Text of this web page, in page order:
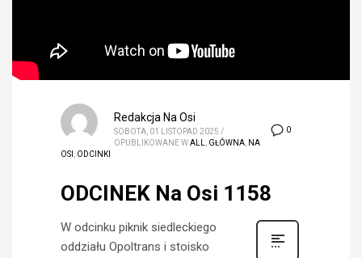
0
Redakcja Na Osi
SOBOTA, 01 LISTOPAD 2025 /
OPUBLIKOWANE WALL, GŁÓWNA, NA
OSI , ODCINKI
ODCINEK Na Osi 1158
W odcinku piknik siedleckiego
oddziału Opoltrans i stoisko